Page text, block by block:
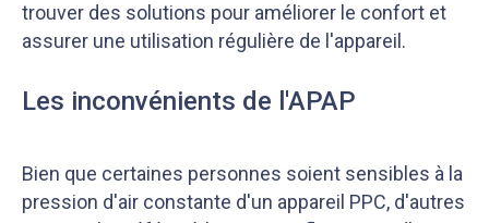
trouver des solutions pour améliorer le confort et
assurer une utilisation régulière de l'appareil.
Les inconvénients de l'APAP
Bien que certaines personnes soient sensibles à la
pression d'air constante d'un appareil PPC, d'autres